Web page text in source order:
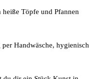
heiße Töpfe und Pfannen
Handwäsche, hygienisch